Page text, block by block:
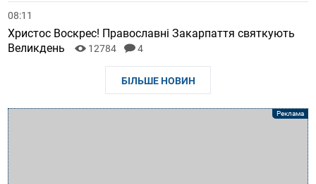
08:11
Христос Воскрес! Православні Закарпаття святкують
Великдень
12784 4
БІЛЬШЕ НОВИН